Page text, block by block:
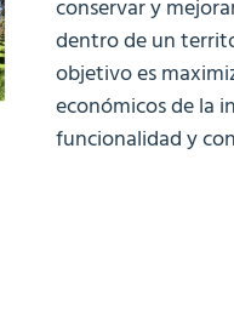
conservar y
dentro de un
objetivo es
económicos de la
funcionalidad y